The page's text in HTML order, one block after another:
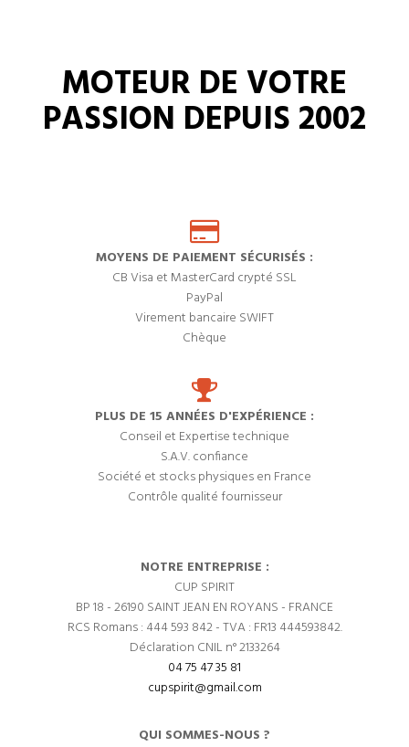
MOTEUR DE VOTRE
PASSION DEPUIS 2002
MOYENS DE PAIEMENT SÉCURISÉS :
CB Visa et MasterCard crypté SSL
PayPal
Virement bancaire SWIFT
Chèque
PLUS DE 15 ANNÉES D'EXPÉRIENCE :
Conseil et Expertise technique
S.A.V. confiance
Société et stocks physiques en France
Contrôle qualité fournisseur
NOTRE ENTREPRISE :
CUP SPIRIT
BP 18 - 26190 SAINT JEAN EN ROYANS - FRANCE
RCS Romans : 444 593 842 - TVA : FR13 444593842.
Déclaration CNIL n° 2133264
04 75 47 35 81
cupspirit@gmail.com
QUI SOMMES-NOUS ?